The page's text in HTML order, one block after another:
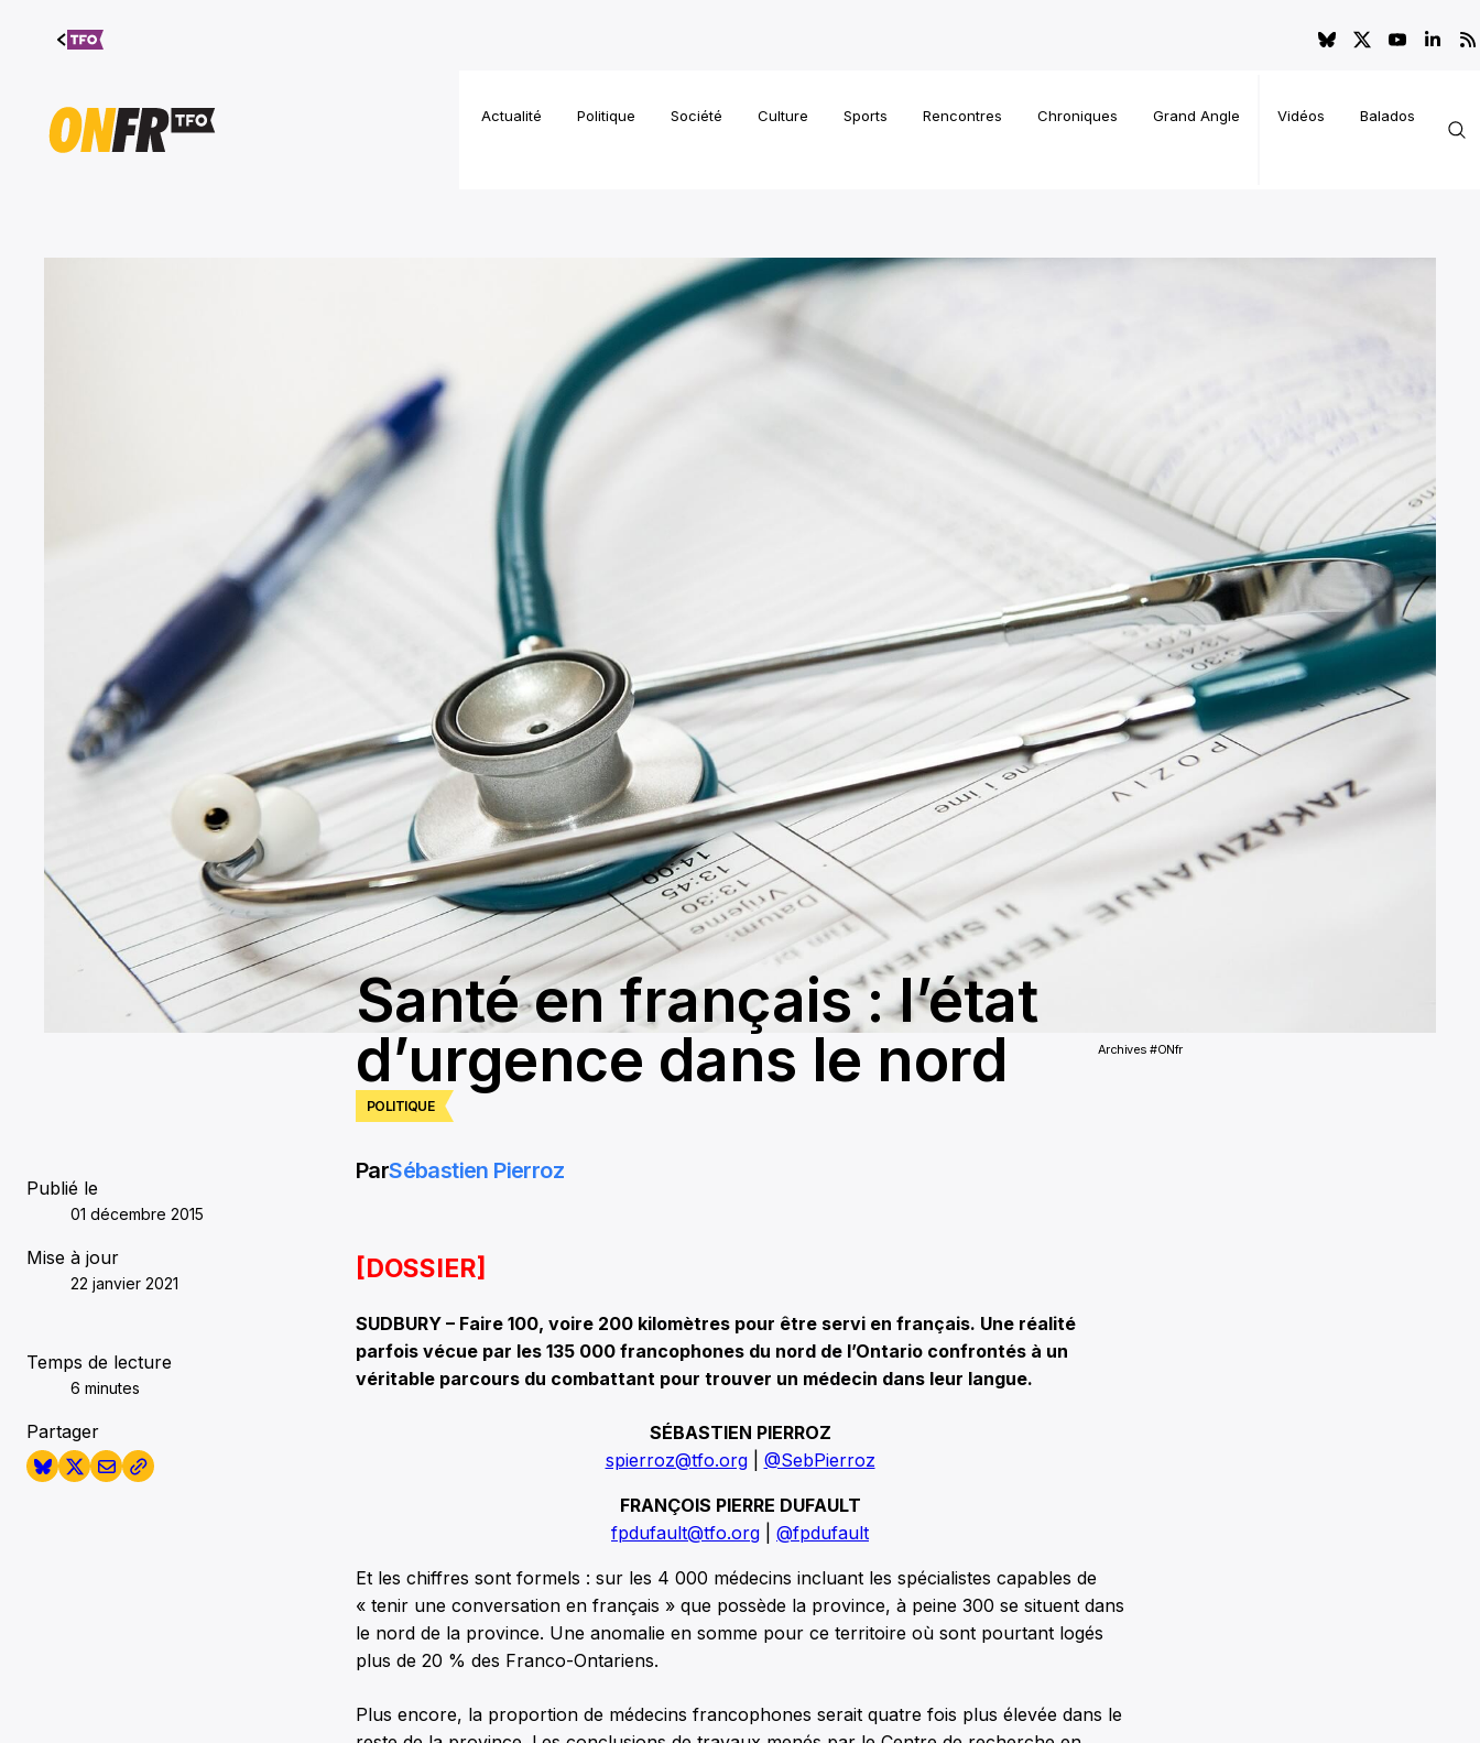
Aller au
contenu
Actualité Politique Société Culture Sports Rencontres Chroniques Grand Angle Vidéos Balados
Archives #ONfr
POLITIQUE
Santé en français : l’état
d’urgence dans le nord
Publié le
01 décembre 2015
Mise à jour
22 janvier 2021
Temps de lecture
6 minutes
Partager
ParSébastien Pierroz
[DOSSIER]
SUDBURY – Faire 100, voire 200 kilomètres pour être servi en français. Une réalité
parfois vécue par les 135 000 francophones du nord de l’Ontario confrontés à un
véritable parcours du combattant pour trouver un médecin dans leur langue.
SÉBASTIEN PIERROZ
spierroz@tfo.org| @SebPierroz
FRANÇOIS PIERRE DUFAULT
fpdufault@tfo.org
@fpdufault
Et les chiffres sont formels : sur les 4 000 médecins incluant les spécialistes capables de
« tenir une conversation en français » que possède la province, à peine 300 se situent dans
le nord de la province. Une anomalie en somme pour ce territoire où sont pourtant logés
plus de 20 % des Franco-Ontariens.
Plus encore, la proportion de médecins francophones serait quatre fois plus élevée dans le